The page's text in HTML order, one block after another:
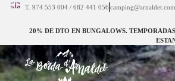
T. 974 553 004 / 682 441 056 camping@arnaldet.com
20% DE DTO EN BUNGALOWS.